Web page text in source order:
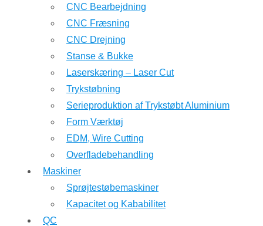
CNC Bearbejdning
CNC Fræsning
CNC Drejning
Stanse & Bukke
Laserskæring – Laser Cut
Trykstøbning
Serieproduktion af Trykstøbt Aluminium
Form Værktøj
EDM, Wire Cutting
Overfladebehandling
Maskiner
Sprøjtestøbemaskiner
Kapacitet og Kababilitet
QC